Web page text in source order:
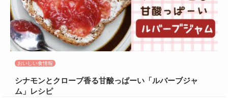
おいしい食情報
シナモンとクローブ香る甘酸っぱーい「ルバーブジャ
ム」レシピ